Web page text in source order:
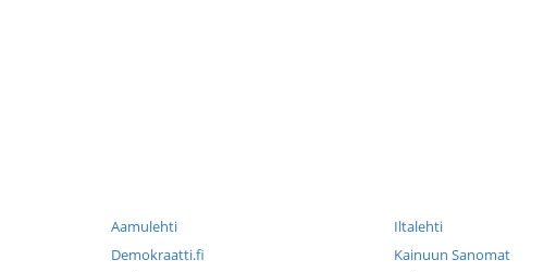
Aamulehti
Demokraatti.fi
Iltalehti
Kainuun Sanomat